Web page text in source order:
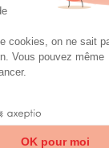
de votre
salaires,
de
pour